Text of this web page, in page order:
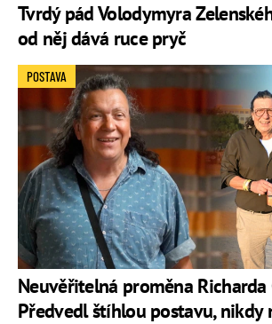
Tvrdý pád Volodymyra
od něj dává ruce pryč
Neuvěřitelná proměna Richarda
Předvedl štíhlou postavu, nikdy
POSTAVA